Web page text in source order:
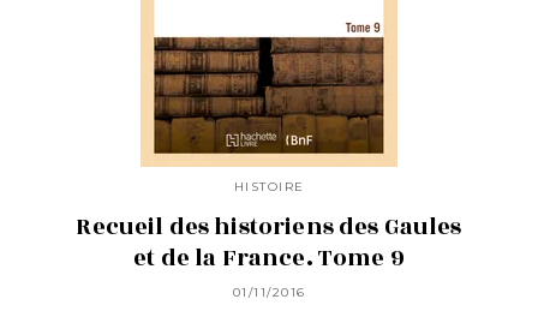
HISTOIRE
Recueil des historiens des Gaules
et de la France. Tome 9
01/11/2016